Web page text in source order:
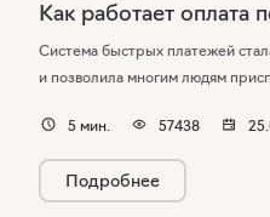
Как работает оплата
Система быстрых платежей
и позволила многим людям
В этой статье разберемся, как
с помощью СБП.
Подробнее
5 мин. 57438